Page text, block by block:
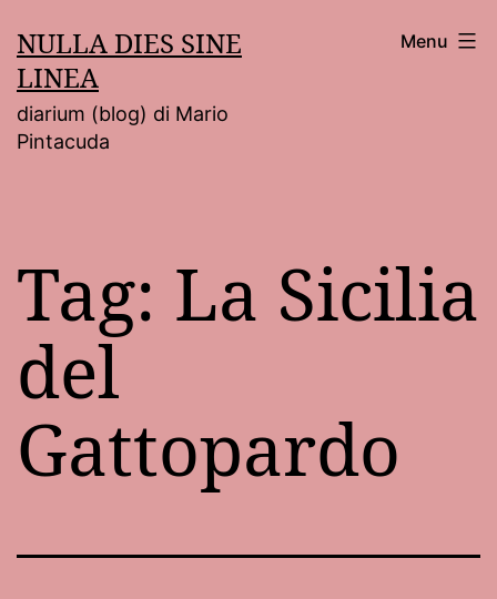
al
contenuto
NULLA DIES SINE
LINEA
diarium (blog) di Mario
Pintacuda
Menu
Tag: La Sicilia
del
Gattopardo